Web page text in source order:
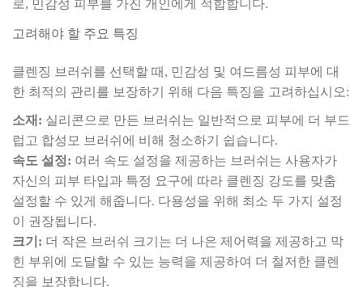
로, 민감성 피부를 가진 개인에게 적합합니다.
고려해야 할 주요 특징
클렌징 브러쉬를 선택할 때, 민감성 및 여드름성 피부에 대
한 최적의 관리를 보장하기 위해 다음 특징을 고려하십시오:
소재: 실리콘으로 만든 브러쉬는 일반적으로 피부에 더 부드
럽고 합성모 브러쉬에 비해 청소하기 쉽습니다.
속도 설정: 여러 속도 설정을 제공하는 브러쉬는 사용자가
자신의 피부 타입과 특정 요구에 따라 클렌징 강도를 맞춤
설정할 수 있게 해줍니다. 다용성을 위해 최소 두 가지 설정
이 권장됩니다.
크기: 더 작은 브러쉬 크기는 더 나은 제어력을 제공하고 막
힌 부위에 도달할 수 있는 능력을 제공하여 더 철저한 클렌
징을 보장합니다.